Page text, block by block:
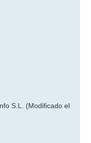
S.L. (Modificado el